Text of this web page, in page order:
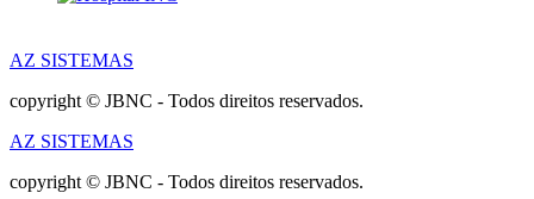
AZ SISTEMAS
copyright © JBNC - Todos direitos reservados.
AZ SISTEMAS
copyright © JBNC - Todos direitos reservados.